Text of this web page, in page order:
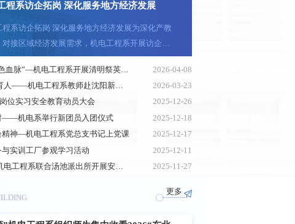
程系访企拓岗 深化服务地方经济发展
岗 深化服务地方经济发展为深化产教
对接区域经济发展需求，机电工程系开展访企拓
活动。4月11日，机电工程系党总支书记张健
书记关越走访沈阳远大智能工业集团股份有限公
业，了解企业发展现状、业务布局及人才需求结
讨学生实习实训、就业推荐、订单式培养等方面
作意向。 4月13日，系主任毕长飞、党总支书记
走访了丹东新盛造纸机械有限公司。首先，在公
理的陪同...
“缅怀革命先辈，赓续红色血脉”—机电工程系开展清明祭英烈主题教育活动
2026-04-08
深耕产教融合 赋能智造育人——机电工程系教师赴沈阳新松机器人自动化股份有限公司专项培训
2026-03-23
位实习安全教育动员大会
2025-12-26
——机电系举行新团员入团仪式
2025-12-18
神—机电工程系党总支书记上党课
2025-12-17
实训工厂参观学习活动
2025-12-11
法安人心 德育青春——机电工程系联合汤池派出所开展安全教育讲座
2025-11-27
更多